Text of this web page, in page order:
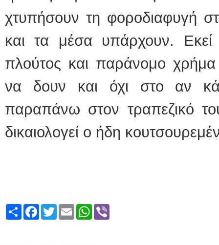
χτυπήσουν τη φοροδιαφυγή
και τα μέσα υπάρχουν.
πλούτος και παράνομο
να δουν και όχι στο αν
παραπάνω στον τραπεζικό
δικαιολογεί ο ήδη
ShareFacebook
TwitterEmailWhatsApp